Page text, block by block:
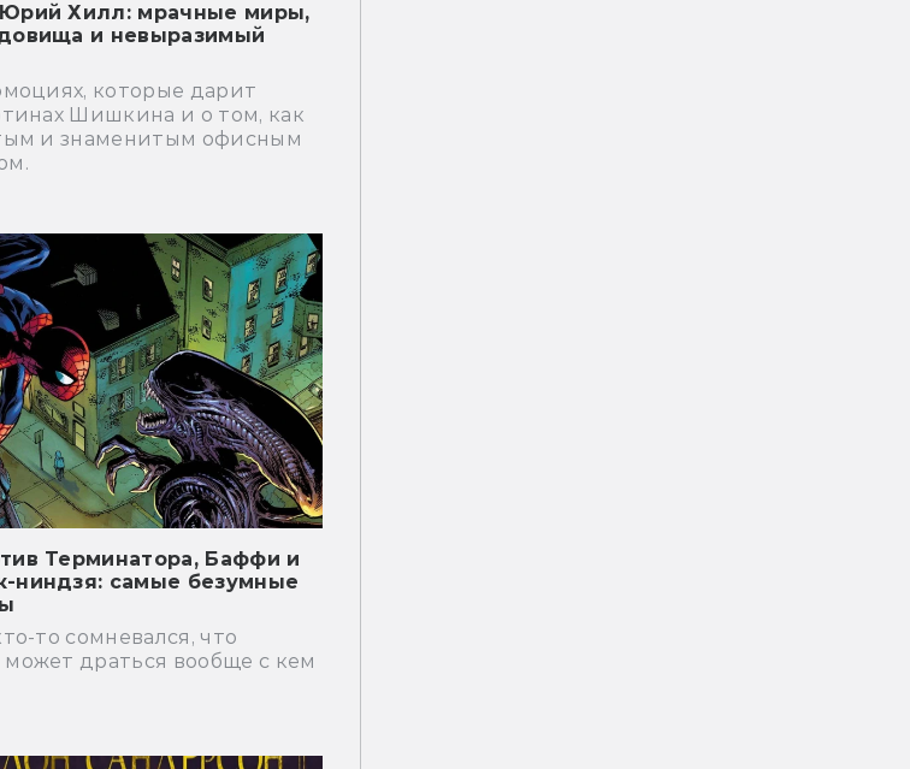
Хилл: мрачные миры,
и невыразимый
которые дарит
Шишкина и о том, как
и знаменитым офисным
Терминатора, Баффи и
ниндзя: самые безумные
то сомневался, что
драться вообще с кем